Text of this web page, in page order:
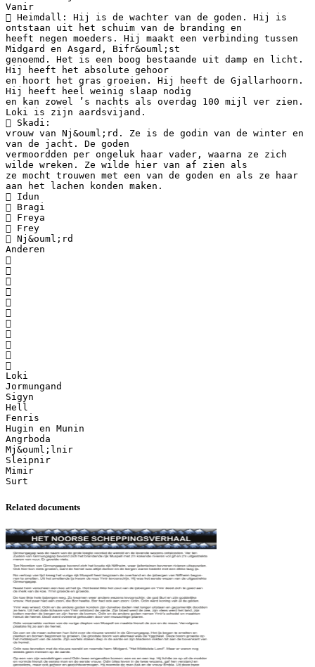
Vanir
 Heimdall: Hij is de wachter van de goden. Hij is
ontstaan uit het schuim van de branding en
heeft negen moeders. Hij maakt een verbinding tussen
Midgard en Asgard, Bifr&ouml;st
genoemd. Het is een boog bestaande uit damp en licht.
Hij heeft het absolute gehoor
en hoort het gras groeien. Hij heeft de Gjallarhoorn.
Hij heeft heel weinig slaap nodig
en kan zowel ’s nachts als overdag 100 mijl ver zien.
Loki is zijn aardsvijand.
 Skadi:
vrouw van Nj&ouml;rd. Ze is de godin van de winter en
van de jacht. De goden
vermoordden per ongeluk haar vader, waarna ze zich
wilde wreken. Ze wilde hier van af zien als
ze mocht trouwen met een van de goden en als ze haar
aan het lachen konden maken.
 Idun
 Bragi
 Freya
 Frey
 Nj&ouml;rd
Anderen











Loki
Jormungand
Sigyn
Hell
Fenris
Hugin en Munin
Angrboda
Mj&ouml;lnir
Sleipnir
Mimir
Related documents